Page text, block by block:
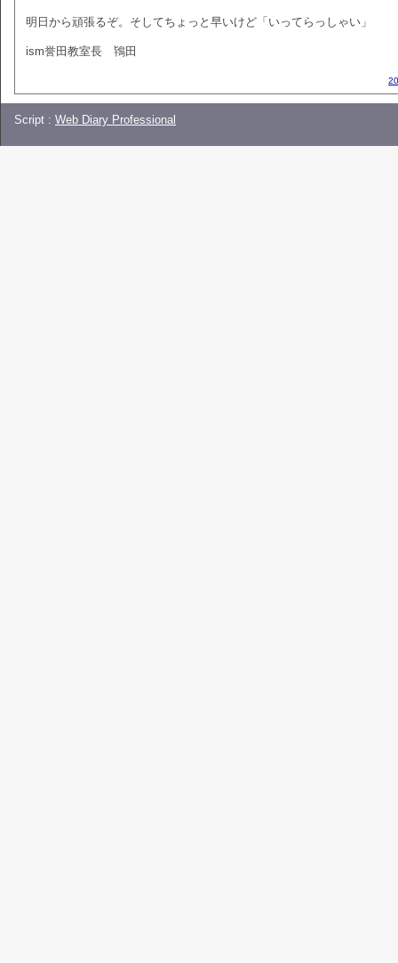
明日から頑張るぞ。そしてちょっと早いけど「いってらっしゃい」
ism誉田教室長 鴇田
Script : Web Diary Professional